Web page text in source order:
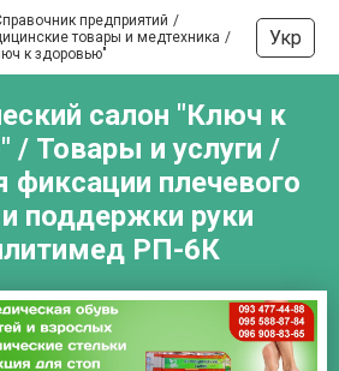
предприятий
товары и медтехника
к здоровью"
Укр
салон "Ключ к
/ Товары и услуги /
плечевого
и поддержки руки
РП-6К